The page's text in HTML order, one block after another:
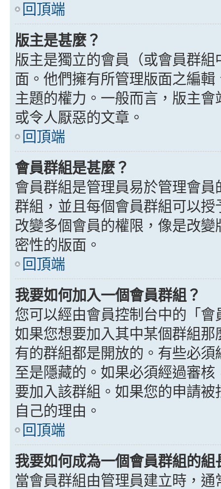
回頂端
版主是甚麼？
版主是獨立的會員（或會員群
面。他們擁有所管理版面之編
主題的權力。一般而言，版主
或令人厭惡的文章。
回頂端
會員群組是甚麼？
會員群組是管理員易於管理會
群組，並且每個會員群組可以
改變多個會員的權限，像是改
密性的版面。
回頂端
我要如何加入一個會員群組？
您可以經由會員控制台中的「
如果您想要加入其中某個群組
有的群組都是開放的。有些必
至是隱藏的。如果必須經過審
要加入該群組。如果您的申請
自己的理由。
回頂端
我要如何成為一個會員群組的組
當會員群組由管理員建立時，